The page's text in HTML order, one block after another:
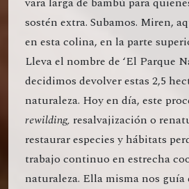
sostén extra. Subamos. Miren,
en esta colina, en la parte
Lleva el nombre de ‘El Parque
decidimos devolver estas 2,5
naturaleza. Hoy en día, este
rewilding, resalvajización o
restaurar especies y hábitats
trabajo continuo en estrecha
naturaleza. Ella misma nos guía